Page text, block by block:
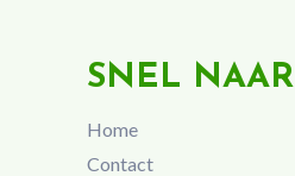
SNEL NAAR
Home
Contact